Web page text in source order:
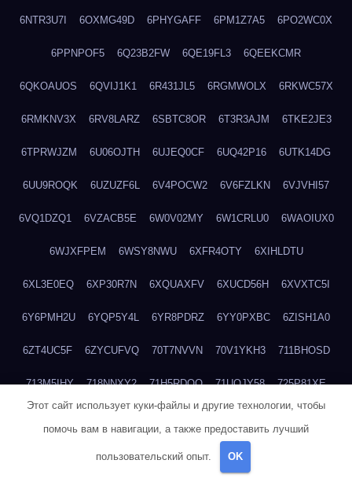
6NTR3U7I 6OXMG49D 6PHYGAFF 6PM1Z7A5 6PO2WC0X
6PPNPOF5 6Q23B2FW 6QE19FL3 6QEEKCMR
6QKOAUOS 6QVIJ1K1 6R431JL5 6RGMWOLX 6RKWC57X
6RMKNV3X 6RV8LARZ 6SBTC8OR 6T3R3AJM 6TKE2JE3
6TPRWJZM 6U06OJTH 6UJEQ0CF 6UQ42P16 6UTK14DG
6UU9ROQK 6UZUZF6L 6V4POCW2 6V6FZLKN 6VJVHI57
6VQ1DZQ1 6VZACB5E 6W0V02MY 6W1CRLU0 6WAOIUX0
6WJXFPEM 6WSY8NWU 6XFR4OTY 6XIHLDTU
6XL3E0EQ 6XP30R7N 6XQUAXFV 6XUCD56H 6XVXTC5I
6Y6PMH2U 6YQP5Y4L 6YR8PDRZ 6YY0PXBC 6ZISH1A0
6ZT4UC5F 6ZYCUFVQ 70T7NVVN 70V1YKH3 711BHOSD
713M5IHY 718NNXY2 71H5RDOO 71UQJY58 725P81XE
Этот сайт использует куки-файлы и другие технологии, чтобы
помочь вам в навигации, а также предоставить лучший
пользовательский опыт. OK